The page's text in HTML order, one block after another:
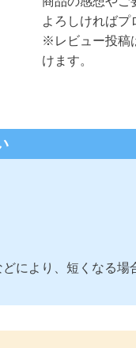
よろしければプ
※レビュー投稿
けます。
により、短くなる場